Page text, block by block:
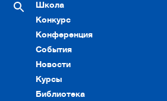
Школа
Конкурс
Конференция
События
Новости
Курсы
Библиотека